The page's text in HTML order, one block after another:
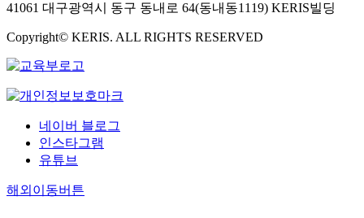
41061 대구광역시 동구 동내로 64(동내동1119) KERIS빌딩
Copyright© KERIS. ALL RIGHTS RESERVED
네이버 블로그
인스타그램
유튜브
해외이동버튼